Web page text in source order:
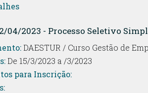
04/2023 - Processo Seletivo
DAESTUR / Curso Gestão de
De 15/3/2023 a /3/2023
para Inscrição: